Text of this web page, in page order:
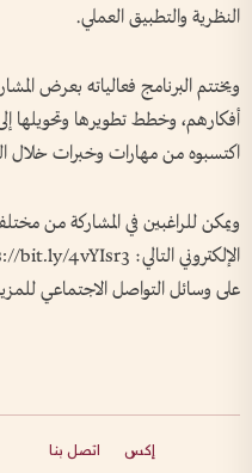
النظرية والتطبيق العملي.
ويختتم البرنامج فعالياته بعرض
أفكارهم، وخطط تطويرها وتحويلها
اكتسبوه من مهارات وخبرات خلال
ويمكن للراغبين في المشاركة من
على وسائل التواصل الاجتماعي
إكس اتصل بنا